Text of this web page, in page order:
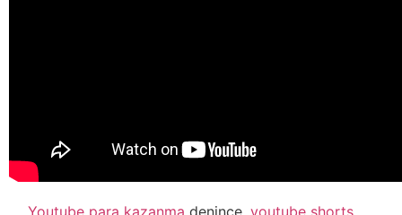
Youtube para kazanma denince,youtube shorts